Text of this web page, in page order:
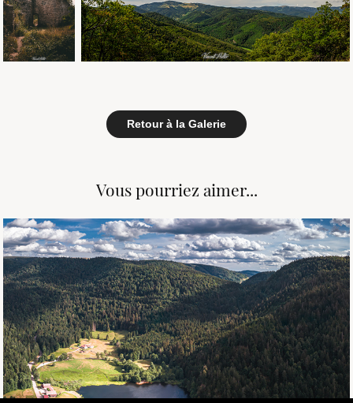
Retour à la Galerie
Vous pourriez aimer...
July, 2026
Décors aériens dans le Massif 🚁📷